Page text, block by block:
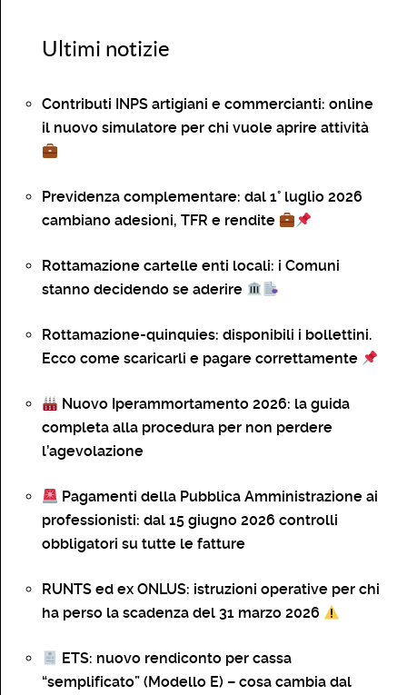
Ultimi notizie
Contributi INPS artigiani e commercianti: online
il nuovo simulatore per chi vuole aprire attività
Previdenza complementare: dal 1° luglio 2026
cambiano adesioni, TFR e rendite
Rottamazione cartelle enti locali: i Comuni
stanno decidendo se aderire
Rottamazione-quinquies: disponibili i bollettini.
Ecco come scaricarli e pagare correttamente
Nuovo Iperammortamento 2026: la guida
completa alla procedura per non perdere
l’agevolazione
Pagamenti della Pubblica Amministrazione ai
professionisti: dal 15 giugno 2026 controlli
obbligatori su tutte le fatture
RUNTS ed ex ONLUS: istruzioni operative per chi
ha perso la scadenza del 31 marzo 2026
ETS: nuovo rendiconto per cassa
“semplificato” (Modello E) – cosa cambia dal